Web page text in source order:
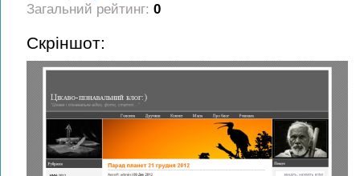
Загальний рейтинг: 0
Скріншот: